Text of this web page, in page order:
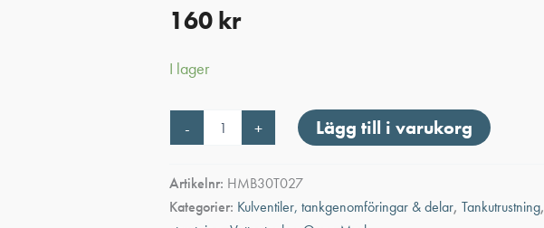
160 kr
I lager
-
x
Utvändig
+ Lägg till i varukorg
Artikelnr: HMB30T027
Kategorier: Kulventiler, tankgenomföringar & delar, Tankutrustning,